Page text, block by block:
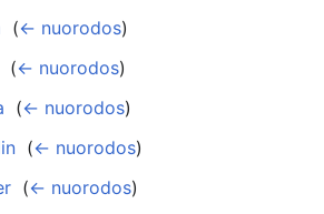
(← nuorodos)
(← nuorodos)
(← nuorodos)
(← nuorodos)
(← nuorodos)